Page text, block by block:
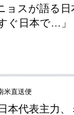
ョスが語る
ぐ日本で…」
米直送便
本代表主力